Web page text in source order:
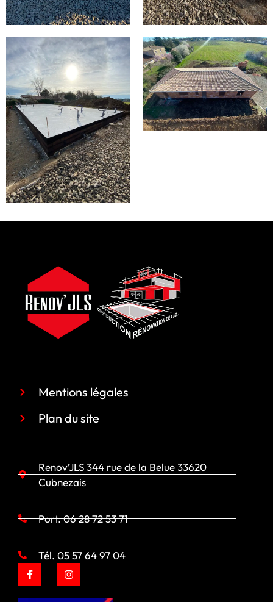
Mentions légales
Plan du site
Renov’JLS 344 rue de la Belue 33620
Cubnezais
Port. 06 28 72 53 71
Tél. 05 57 64 97 04